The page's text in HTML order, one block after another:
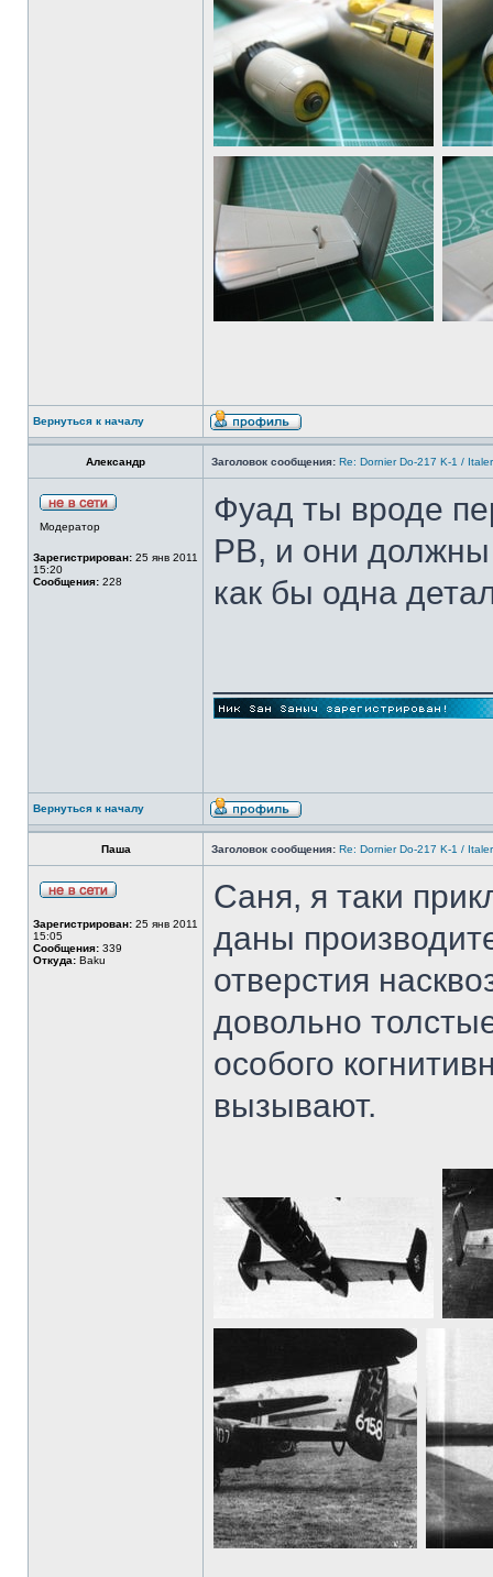
Вернуться к началу
Александр Заголовок сообщения: Re: Dornier Do-217 K-1 /
Модератор
Зарегистрирован: 25 янв 2011
15:20
Сообщения: 228
Фуад ты вроде
РВ, и они должны
как бы одна
Вернуться к началу
Паша Заголовок сообщения: Re: Dornier Do-217 K-1 /
Зарегистрирован: 25 янв 2011
15:05
Сообщения: 339
Откуда: Baku
Саня, я таки
даны
отверстия
довольно
особого
вызывают.